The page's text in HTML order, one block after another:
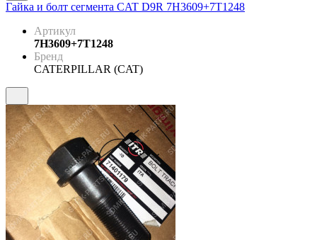
Гайка и болт сегмента CAT D9R 7H3609+7T1248
Артикул
7H3609+7T1248
Бренд
CATERPILLAR (CAT)